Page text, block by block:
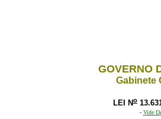
GOVERNO
Gabinete
LEI No
- Vide